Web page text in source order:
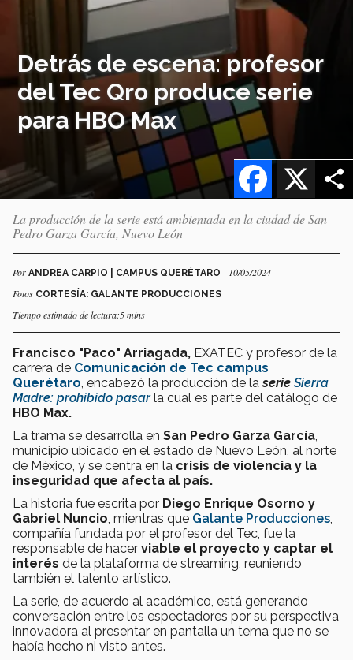
Detrás de escena: profesor
del Tec Qro produce serie
para HBO Max
X
Facebook
La producción de la serie está ambientada en la ciudad de San
Pedro Garza García, Nuevo León
Por ANDREA CARPIO | CAMPUS QUERÉTARO - 10/05/2024
Fotos CORTESÍA: GALANTE PRODUCCIONES
Tiempo estimado de lectura:5 mins
Francisco "Paco" Arriagada, EXATEC y profesor de la
carrera de Comunicación de Tec campus
Querétaro , encabezó la producción de laserie Sierra
Madre: prohibido pasar la cual es parte del catálogo de
HBO Max.
La trama se desarrolla en San Pedro Garza García
municipio ubicado en el estado de Nuevo León, al norte
de México, y se centra en la crisis de violencia y la
inseguridad que afecta al país.
La historia fue escrita por Diego Enrique Osorno y
Gabriel Nuncio , mientras que Galante Producciones
compañía fundada por el profesor del Tec, fue la
responsable de hacer viable el proyecto y captar el
interés de la plataforma de streaming, reuniendo
también el talento artístico.
La serie, de acuerdo al académico, está generando
conversación entre los espectadores por su perspectiva
innovadora al presentar en pantalla un tema que no se
había hecho ni visto antes.